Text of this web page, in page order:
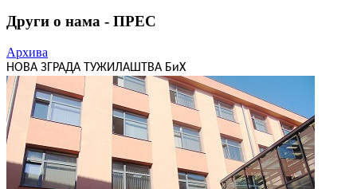
Други о нама - ПРЕС
Архива
НОВА ЗГРАДА ТУЖИЛАШТВА БиХ